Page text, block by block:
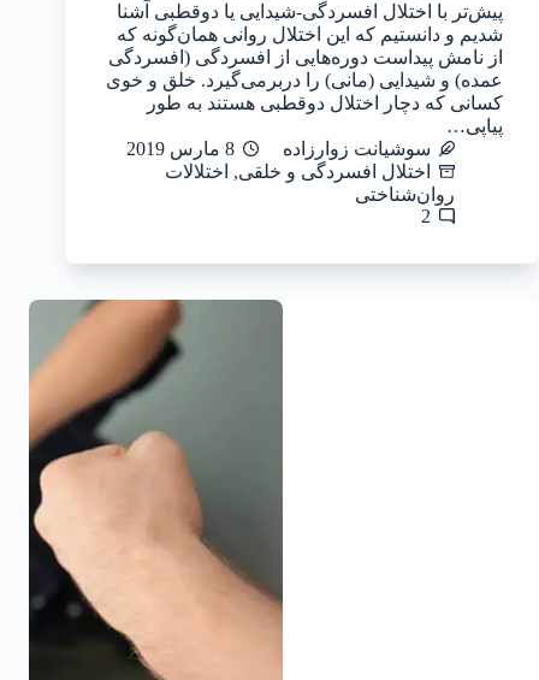
پیش‌تر با اختلال افسردگی-شیدایی یا دوقطبی آشنا
شدیم و دانستیم که این اختلال روانی همان‌گونه که
از نامش پیداست دوره‌هایی از افسردگی (افسردگی
عمده) و شیدایی (مانی) را دربرمی‌گیرد. خلق و خوی
کسانی که دچار اختلال دوقطبی هستند به طور
پیاپی…
سوشیانت زوارزاده
8 مارس 2019
اختلال افسردگی و خلقی, اختلالات
روان‌شناختی
2